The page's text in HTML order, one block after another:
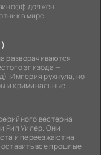
должен
в мире.
разворачиваются
эпизода —
Империя рухнула, но
и криминальные
вестерна
Рип Уилер. Они
и переезжают на
все прошлые